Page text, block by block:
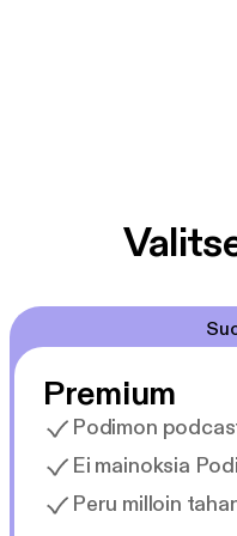
Premium
Podimon
Ei mainoksia
Peru milloin